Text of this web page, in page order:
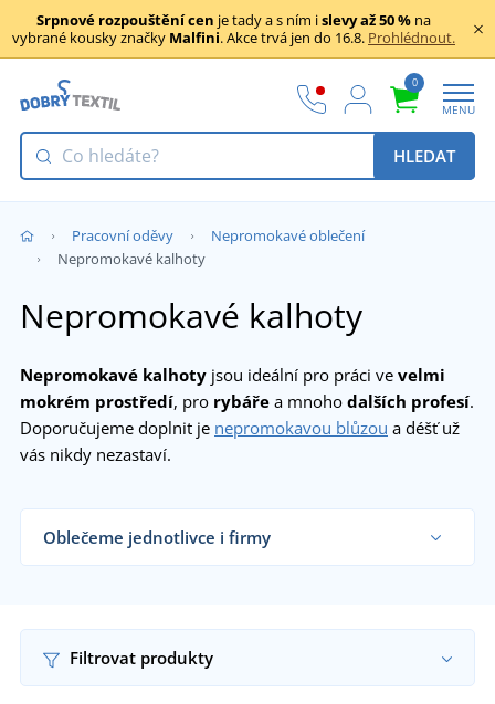
Srpnové rozpouštění cen je tady a s ním islevy až 50 % na
vybrané kousky značky Malfini. Akce trvá jen do 16.8. Prohlédnout.
0
MENU
HLEDAT
Pracovní oděvy
Nepromokavé oblečení
Nepromokavé kalhoty
Nepromokavé kalhoty
Nepromokavé kalhoty jsou ideální pro práci ve velmi
mokrém prostředí, pro rybáře a mnoho dalších profesí.
Doporučujeme doplnit je nepromokavou blůzou a déšť už
vás nikdy nezastaví.
Oblečeme jednotlivce i firmy
Filtrovat produkty